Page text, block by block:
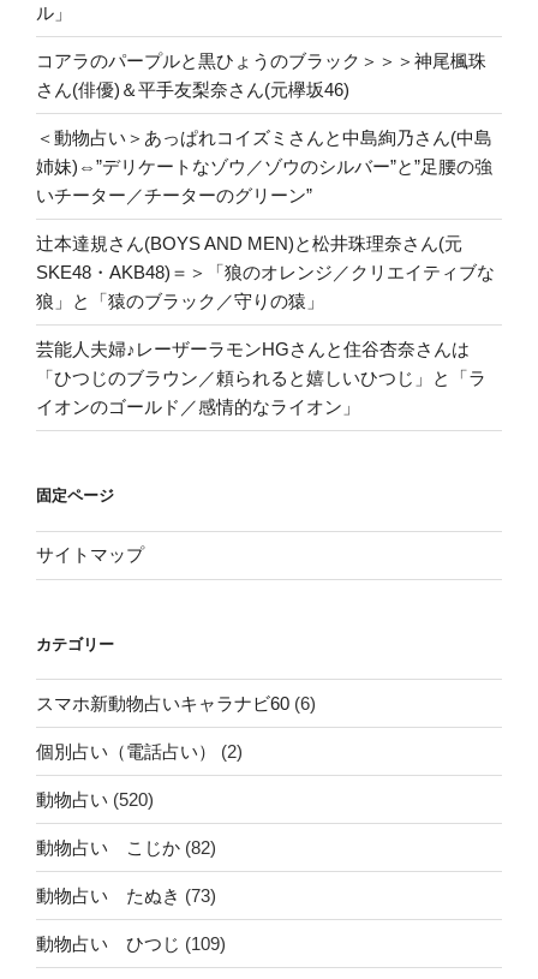
ル」
コアラのパープルと黒ひょうのブラック＞＞＞神尾楓珠
さん(俳優)＆平手友梨奈さん(元欅坂46)
＜動物占い＞あっぱれコイズミさんと中島絢乃さん(中島
姉妹)⇔”デリケートなゾウ／ゾウのシルバー”と”足腰の強
いチーター／チーターのグリーン”
辻本達規さん(BOYS AND MEN)と松井珠理奈さん(元
SKE48・AKB48)＝＞「狼のオレンジ／クリエイティブな
狼」と「猿のブラック／守りの猿」
芸能人夫婦♪レーザーラモンHGさんと住谷杏奈さんは
「ひつじのブラウン／頼られると嬉しいひつじ」と「ラ
イオンのゴールド／感情的なライオン」
固定ページ
サイトマップ
カテゴリー
スマホ新動物占いキャラナビ60 (6)
個別占い（電話占い） (2)
動物占い (520)
動物占い こじか (82)
動物占い たぬき (73)
動物占い ひつじ (109)